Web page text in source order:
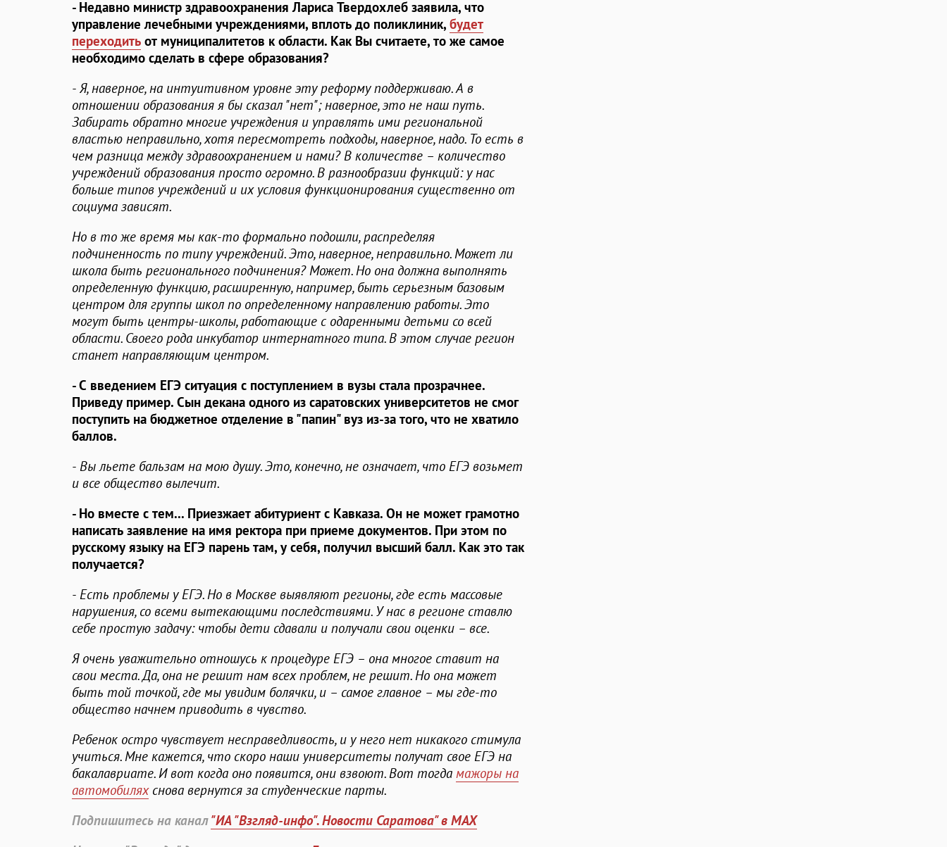
- Недавно министр здравоохранения Лариса Твердохлеб заявила, что
управление лечебными учреждениями, вплоть до поликлиник, будет
переходить от муниципалитетов к области. Как Вы считаете, то же самое
необходимо сделать в сфере образования?
- Я, наверное, на интуитивном уровне эту реформу поддерживаю. А в
отношении образования я бы сказал "нет"; наверное, это не наш путь.
Забирать обратно многие учреждения и управлять ими региональной
властью неправильно, хотя пересмотреть подходы, наверное, надо. То есть в
чем разница между здравоохранением и нами? В количестве – количество
учреждений образования просто огромно. В разнообразии функций: у нас
больше типов учреждений и их условия функционирования существенно от
социума зависят.
Но в то же время мы как-то формально подошли, распределяя
подчиненность по типу учреждений. Это, наверное, неправильно. Может ли
школа быть регионального подчинения? Может. Но она должна выполнять
определенную функцию, расширенную, например, быть серьезным базовым
центром для группы школ по определенному направлению работы. Это
могут быть центры-школы, работающие с одаренными детьми со всей
области. Своего рода инкубатор интернатного типа. В этом случае регион
станет направляющим центром.
- С введением ЕГЭ ситуация с поступлением в вузы стала прозрачнее.
Приведу пример. Сын декана одного из саратовских университетов не смог
поступить на бюджетное отделение в "папин" вуз из-за того, что не хватило
баллов.
- Вы льете бальзам на мою душу. Это, конечно, не означает, что ЕГЭ возьмет
и все общество вылечит.
- Но вместе с тем... Приезжает абитуриент с Кавказа. Он не может грамотно
написать заявление на имя ректора при приеме документов. При этом по
русскому языку на ЕГЭ парень там, у себя, получил высший балл. Как это так
получается?
- Есть проблемы у ЕГЭ. Но в Москве выявляют регионы, где есть массовые
нарушения, со всеми вытекающими последствиями. У нас в регионе ставлю
себе простую задачу: чтобы дети сдавали и получали свои оценки – все.
Я очень уважительно отношусь к процедуре ЕГЭ – она многое ставит на
свои места. Да, она не решит нам всех проблем, не решит. Но она может
быть той точкой, где мы увидим болячки, и – самое главное – мы где-то
общество начнем приводить в чувство.
Ребенок остро чувствует несправедливость, и у него нет никакого стимула
учиться. Мне кажется, что скоро наши университеты получат свое ЕГЭ на
бакалавриате. И вот когда оно появится, они взвоют. Вот тогда мажоры на
автомобиляхснова вернутся за студенческие парты.
Подпишитесь на канал"ИА "Взгляд-инфо". Новости Саратова" в MAX